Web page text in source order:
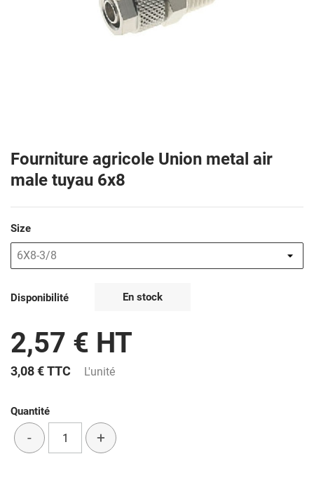
Fourniture agricole Union metal air
male tuyau 6x8
Size
Disponibilité En stock
2,57 € HT
3,08 €TTC L'unité
Quantité
- +